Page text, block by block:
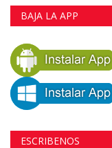
BAJA LA APP
ESCRIBENOS